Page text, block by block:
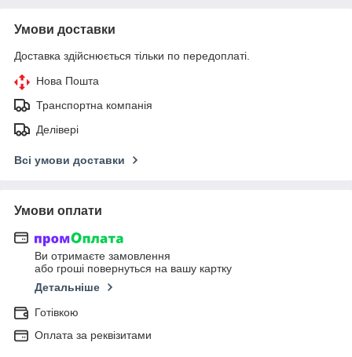
Умови доставки
Доставка здійснюється тільки по передоплаті.
Нова Пошта
Транспортна компанія
Делівері
Всі умови доставки
Умови оплати
Ви отримаєте замовлення
або гроші повернуться на вашу картку
Детальніше
Готівкою
Оплата за реквізитами